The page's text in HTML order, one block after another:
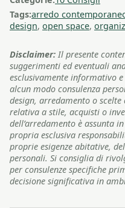
Tags:arredo
design, open space,
Disclaimer: Il presente
suggerimenti ed eventuali
esclusivamente informativo
alcun modo consulenza
design, arredamento o
relativa a stile, acquisti o
dell’arredamento è assunta
propria esclusiva
proprie esigenze abitative,
personali. Si consiglia di
per consulenze specifiche
decisione significativa in